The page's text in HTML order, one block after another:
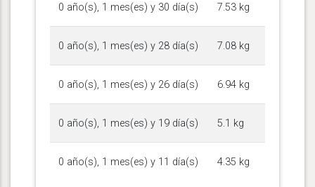
0 año(s), 1 mes(es) y 30 día(s) 7.53 kg
0 año(s), 1 mes(es) y 28 día(s) 7.08 kg
0 año(s), 1 mes(es) y 26 día(s) 6.94 kg
0 año(s), 1 mes(es) y 19 día(s) 5.1 kg
0 año(s), 1 mes(es) y 11 día(s) 4.35 kg